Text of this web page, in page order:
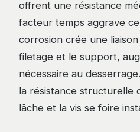
offrent une résistance
facteur temps aggrave
corrosion crée une
filetage et le support,
nécessaire au
la résistance structurelle
lâche et la vis se foire